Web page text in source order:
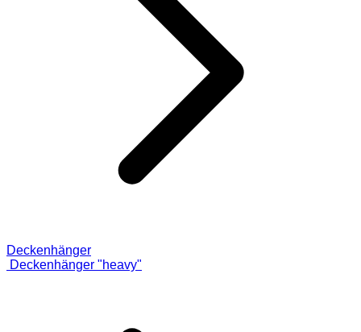
Deckenhänger
Deckenhänger "heavy"